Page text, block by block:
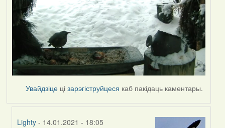
Увайдзіце цізарэгіструйцеся каб пакідаць каментары.
Lighty - 14.01.2021 - 18:05